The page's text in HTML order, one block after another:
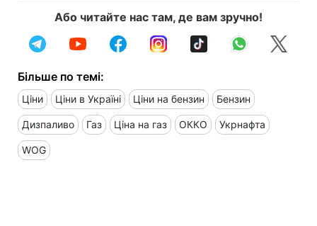
Або читайте нас там, де вам зручно!
Більше по темі:
Ціни Ціни в Україні Ціни на бензин Бензин
Дизпаливо Газ Ціна на газ ОККО Укрнафта
WOG